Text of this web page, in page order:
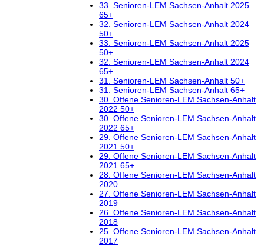
33. Senioren-LEM Sachsen-Anhalt 2025
65+
32. Senioren-LEM Sachsen-Anhalt 2024
50+
33. Senioren-LEM Sachsen-Anhalt 2025
50+
32. Senioren-LEM Sachsen-Anhalt 2024
65+
31. Senioren-LEM Sachsen-Anhalt 50+
31. Senioren-LEM Sachsen-Anhalt 65+
30. Offene Senioren-LEM Sachsen-Anhalt
2022 50+
30. Offene Senioren-LEM Sachsen-Anhalt
2022 65+
29. Offene Senioren-LEM Sachsen-Anhalt
2021 50+
29. Offene Senioren-LEM Sachsen-Anhalt
2021 65+
28. Offene Senioren-LEM Sachsen-Anhalt
2020
27. Offene Senioren-LEM Sachsen-Anhalt
2019
26. Offene Senioren-LEM Sachsen-Anhalt
2018
25. Offene Senioren-LEM Sachsen-Anhalt
2017